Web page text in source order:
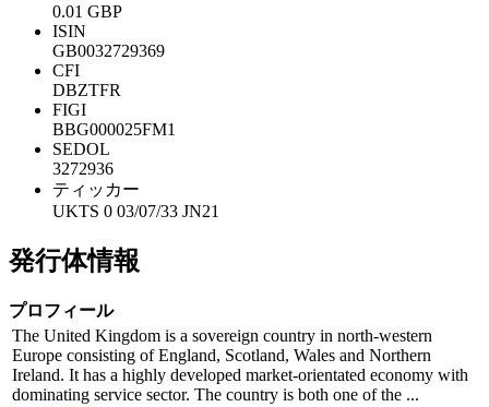
0.01 GBP
ISIN
GB0032729369
CFI
DBZTFR
FIGI
BBG000025FM1
SEDOL
3272936
ティッカー
UKTS 0 03/07/33 JN21
発行体情報
プロフィール
The United Kingdom is a sovereign country in north-western
Europe consisting of England, Scotland, Wales and Northern
Ireland. It has a highly developed market-orientated economy with
dominating service sector. The country is both one of the ...